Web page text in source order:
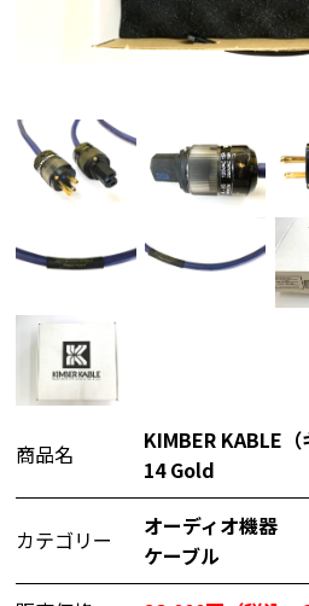
商品名
KIMBER KABLE
14 Gold
カテゴリー
オーディオ機器
ケーブル